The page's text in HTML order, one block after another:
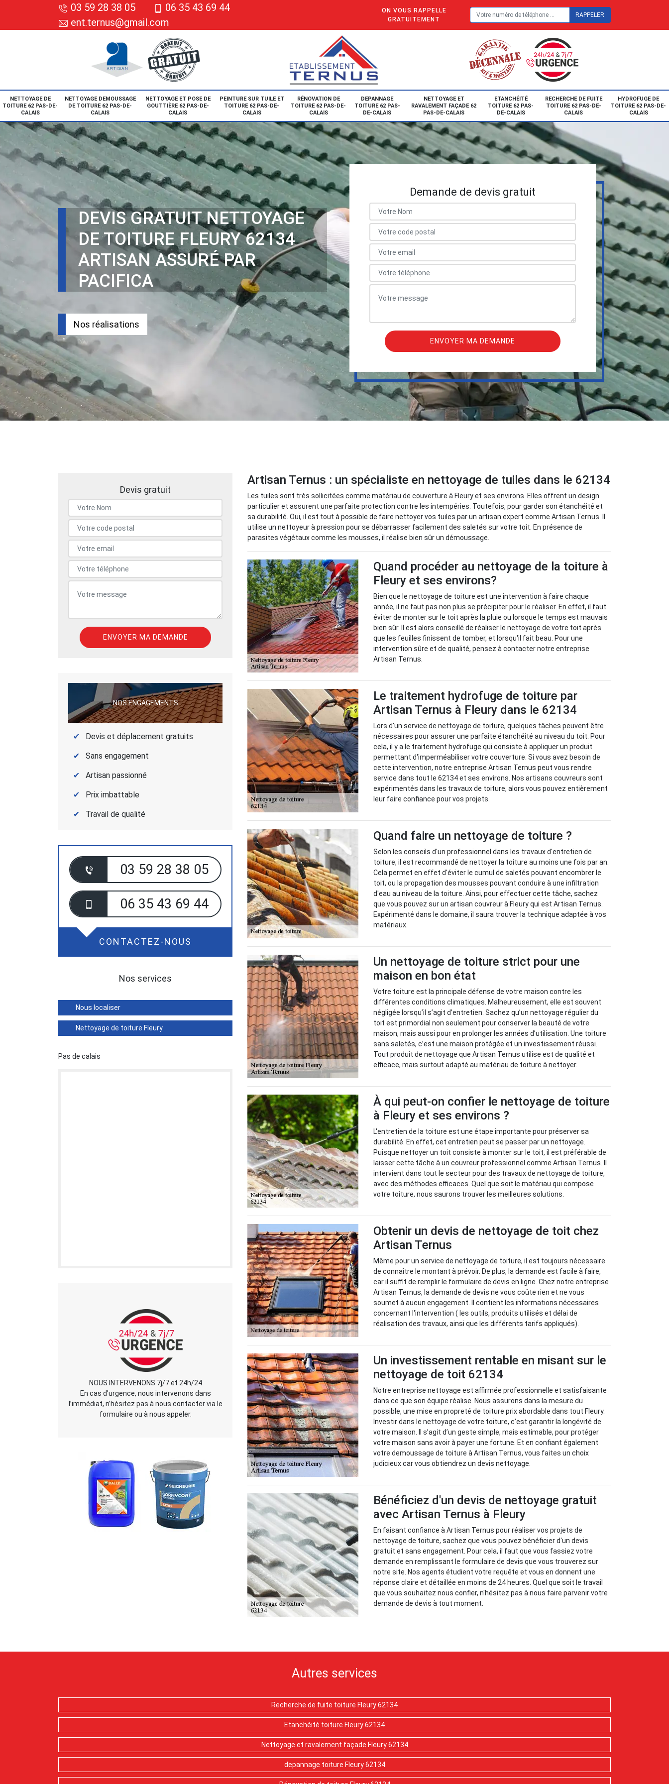
03 59 28 38 05
06 35 43 69 44
ent.ternus@gmail.com
ON VOUS RAPPELLE
GRATUITEMENT
NETTOYAGE DE
TOITURE 62 PAS-DE-
CALAIS
NETTOYAGE DEMOUSSAGE
DE TOITURE 62 PAS-DE-
CALAIS
NETTOYAGE ET POSE DE
GOUTTIÈRE 62 PAS-DE-
CALAIS
PEINTURE SUR TUILE ET
TOITURE 62 PAS-DE-
CALAIS
RÉNOVATION DE
TOITURE 62 PAS-DE-
CALAIS
DEPANNAGE
TOITURE 62 PAS-
DE-CALAIS
NETTOYAGE ET
RAVALEMENT FAÇADE 62
PAS-DE-CALAIS
ETANCHÉITÉ
TOITURE 62 PAS-
DE-CALAIS
RECHERCHE DE FUITE
TOITURE 62 PAS-DE-
CALAIS
HYDROFUGE DE
TOITURE 62 PAS-DE-
CALAIS
DEVIS GRATUIT NETTOYAGE
DE TOITURE FLEURY 62134
ARTISAN ASSURÉ PAR
PACIFICA
Nos réalisations
Demande de devis gratuit
Devis gratuit
NOS ENGAGEMENTS
Devis et déplacement gratuits
Sans engagement
Artisan passionné
Prix imbattable
Travail de qualité
03 59 28 38 05
06 35 43 69 44
CONTACTEZ-NOUS
Nos services
Nous localiser
Nettoyage de toiture Fleury
Pas de calais
NOUS INTERVENONS 7j/7 et 24h/24
En cas d’urgence, nous intervenons dans
l’immédiat, n’hésitez pas à nous contacter via le
formulaire ou à nous appeler.
Artisan Ternus : un spécialiste en nettoyage de tuiles dans le 62134
Les tuiles sont très sollicitées comme matériau de couverture à Fleury et ses environs. Elles offrent un design
particulier et assurent une parfaite protection contre les intempéries. Toutefois, pour garder son étanchéité et
sa durabilité. Oui, il est tout à possible de faire nettoyer vos tuiles par un artisan expert comme Artisan Ternus. Il
utilise un nettoyeur à pression pour se débarrasser facilement des saletés sur votre toit. En présence de
parasites végétaux comme les mousses, il réalise bien sûr un démoussage.
Quand procéder au nettoyage de la toiture à
Fleury et ses environs?
Bien que le nettoyage de toiture est une intervention à faire chaque
année, il ne faut pas non plus se précipiter pour le réaliser. En effet, il faut
éviter de monter sur le toit après la pluie ou lorsque le temps est mauvais
bien sûr. Il est alors conseillé de réaliser le nettoyage de votre toit après
que les feuilles finissent de tomber, et lorsqu'il fait beau. Pour une
intervention sûre et de qualité, pensez à contacter notre entreprise
Artisan Ternus.
Le traitement hydrofuge de toiture par
Artisan Ternus à Fleury dans le 62134
Lors d'un service de nettoyage de toiture, quelques tâches peuvent être
nécessaires pour assurer une parfaite étanchéité au niveau du toit. Pour
cela, il y a le traitement hydrofuge qui consiste à appliquer un produit
permettant d'imperméabiliser votre couverture. Si vous avez besoin de
cette intervention, notre entreprise Artisan Ternus peut vous rendre
service dans tout le 62134 et ses environs. Nos artisans couvreurs sont
expérimentés dans les travaux de toiture, alors vous pouvez entièrement
leur faire confiance pour vos projets.
Quand faire un nettoyage de toiture ?
Selon les conseils d'un professionnel dans les travaux d'entretien de
toiture, il est recommandé de nettoyer la toiture au moins une fois par an.
Cela permet en effet d'éviter le cumul de saletés pouvant encombrer le
toit, ou la propagation des mousses pouvant conduire à une infiltration
d'eau au niveau de la toiture. Ainsi, pour effectuer cette tâche, sachez
que vous pouvez sur un artisan couvreur à Fleury qui est Artisan Ternus.
Expérimenté dans le domaine, il saura trouver la technique adaptée à vos
matériaux.
Un nettoyage de toiture strict pour une
maison en bon état
Votre toiture est la principale défense de votre maison contre les
différentes conditions climatiques. Malheureusement, elle est souvent
négligée lorsqu’il s’agit d’entretien. Sachez qu’un nettoyage régulier du
toit est primordial non seulement pour conserver la beauté de votre
maison, mais aussi pour en prolonger les années d’utilisation. Une toiture
sans saletés, c’est une maison protégée et un investissement réussi.
Tout produit de nettoyage que Artisan Ternus utilise est de qualité et
efficace, mais surtout adapté au matériau de toiture à nettoyer.
À qui peut-on confier le nettoyage de toiture
à Fleury et ses environs ?
L'entretien de la toiture est une étape importante pour préserver sa
durabilité. En effet, cet entretien peut se passer par un nettoyage.
Puisque nettoyer un toit consiste à monter sur le toit, il est préférable de
laisser cette tâche à un couvreur professionnel comme Artisan Ternus. Il
intervient dans tout le secteur pour des travaux de nettoyage de toiture,
avec des méthodes efficaces. Quel que soit le matériau qui compose
votre toiture, nous saurons trouver les meilleures solutions.
Obtenir un devis de nettoyage de toit chez
Artisan Ternus
Même pour un service de nettoyage de toiture, il est toujours nécessaire
de connaître le montant à prévoir. De plus, la demande est facile à faire,
car il suffit de remplir le formulaire de devis en ligne. Chez notre entreprise
Artisan Ternus, la demande de devis ne vous coûte rien et ne vous
soumet à aucun engagement. Il contient les informations nécessaires
concernant l'intervention ( les outils, produits utilisés et délai de
réalisation des travaux, ainsi que les différents tarifs appliqués).
Un investissement rentable en misant sur le
nettoyage de toit 62134
Notre entreprise nettoyage est affirmée professionnelle et satisfaisante
dans ce que son équipe réalise. Nous assurons dans la mesure du
possible, une mise en propreté de toiture prix abordable dans tout Fleury.
Investir dans le nettoyage de votre toiture, c’est garantir la longévité de
votre maison. Il s’agit d’un geste simple, mais estimable, pour protéger
votre maison sans avoir à payer une fortune. Et en confiant également
votre demoussage de toiture à Artisan Ternus, vous faites un choix
judicieux car vous obtiendrez un devis nettoyage.
Bénéficiez d'un devis de nettoyage gratuit
avec Artisan Ternus à Fleury
En faisant confiance à Artisan Ternus pour réaliser vos projets de
nettoyage de toiture, sachez que vous pouvez bénéficier d'un devis
gratuit et sans engagement. Pour cela, il faut que vous fassiez votre
demande en remplissant le formulaire de devis que vous trouverez sur
notre site. Nos agents étudient votre requête et vous en donnent une
réponse claire et détaillée en moins de 24 heures. Quel que soit le travail
que vous souhaitez nous confier, n'hésitez pas à nous faire parvenir votre
demande de devis à tout moment.
Autres services
Recherche de fuite toiture Fleury 62134
Etanchéité toiture Fleury 62134
Nettoyage et ravalement façade Fleury 62134
depannage toiture Fleury 62134